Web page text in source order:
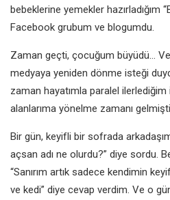
bebeklerine yemekler hazırladığım
Facebook grubum ve blogumdu.
Zaman geçti, çocuğum büyüdü…
medyaya yeniden dönme isteği
zaman hayatımla paralel ilerlediğim
alanlarıma yönelme zamanı
Bir gün, keyifli bir sofrada
açsan adı ne olurdu?” diye sordu.
“Sanırım artık sadece kendimin
ve kedi” diye cevap verdim. Ve o